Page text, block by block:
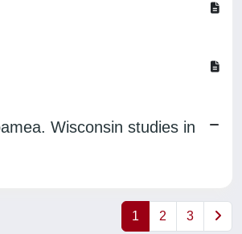
Wisconsin studies in
1 2 3